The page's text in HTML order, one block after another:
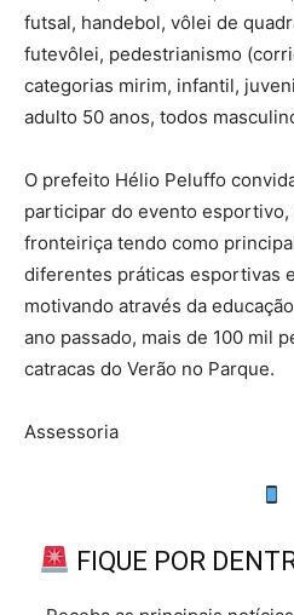
futsal, handebol, vôlei de
futevôlei, pedestrianismo
categorias mirim, infantil,
adulto 50 anos, todos
O prefeito Hélio Peluffo
participar do evento esportivo,
fronteiriça tendo como
diferentes práticas esportivas
motivando através da
ano passado, mais de 100 mil
catracas do Verão no Parque.
Assessoria
FIQUE POR